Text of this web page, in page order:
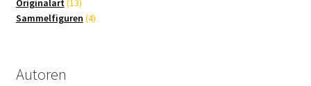
Originalart 13
Produkte
Sammelfiguren 44
Autoren